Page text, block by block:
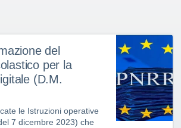
del
per la
(D.M.
le Istruzioni operative
7 dicembre 2023) che